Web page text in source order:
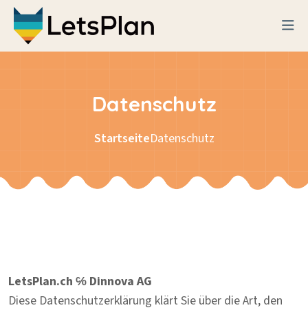
Skip to content
Datenschutz
StartseiteDatenschutz
LetsPlan.ch ℅ Dinnova AG
Diese Datenschutzerklärung klärt Sie über die Art, den